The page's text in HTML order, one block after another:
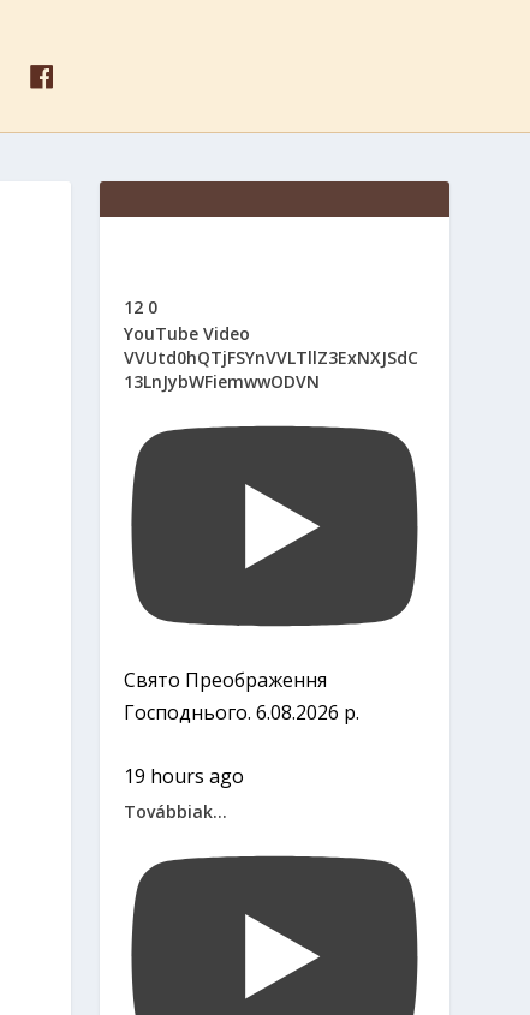
E
12 0
YouTube Video
VVUtd0hQTjFSYnVVLTllZ3ExNXJSdC
13LnJybWFiemwwODVN
Свято Преображення
Господнього. 6.08.2026 р.
19 hours ago
Továbbiak...